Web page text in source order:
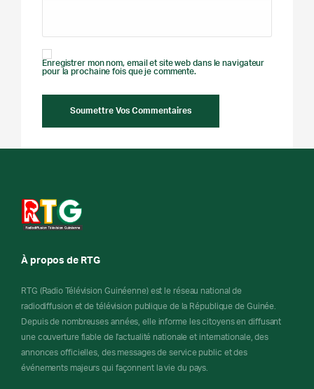
Enregistrer mon nom, email et site web dans le navigateur
pour la prochaine fois que je commente.
À propos de RTG
RTG (Radio Télévision Guinéenne) est le réseau national de
radiodiffusion et de télévision publique de la République de Guinée.
Depuis de nombreuses années, elle informe les citoyens en diffusant
une couverture fiable de l'actualité nationale et internationale, des
annonces officielles, des messages de service public et des
événements majeurs qui façonnent la vie du pays.